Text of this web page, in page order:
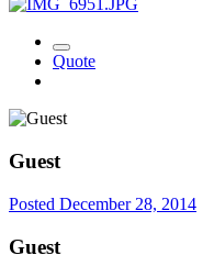
Quote
Guest
Posted December 28, 2014
Guest